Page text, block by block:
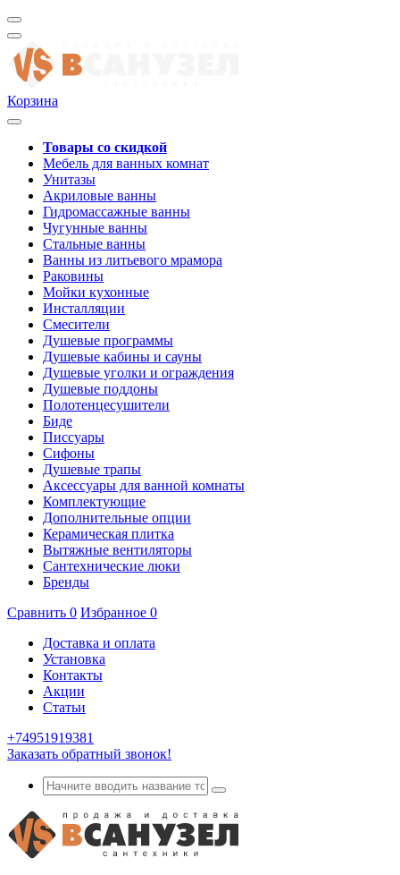
Корзина
Товары со скидкой
Мебель для ванных комнат
Унитазы
Акриловые ванны
Гидромассажные ванны
Чугунные ванны
Стальные ванны
Ванны из литьевого мрамора
Раковины
Мойки кухонные
Инсталляции
Смесители
Душевые программы
Душевые кабины и сауны
Душевые уголки и ограждения
Душевые поддоны
Полотенцесушители
Биде
Писсуары
Сифоны
Душевые трапы
Аксессуары для ванной комнаты
Комплектующие
Дополнительные опции
Керамическая плитка
Вытяжные вентиляторы
Сантехнические люки
Бренды
Сравнить 0 Избранное 0
Доставка и оплата
Установка
Контакты
Акции
Статьи
+74951919381
Заказать обратный звонок!